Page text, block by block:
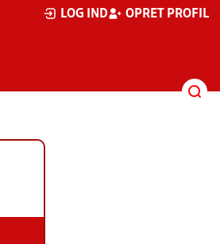
LOG IND OPRET PROFIL